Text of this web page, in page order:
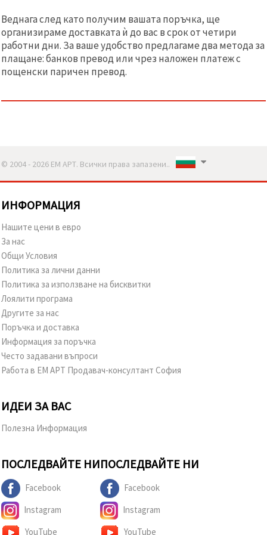
Веднага след като получим вашата поръчка, ще
организираме доставката ѝ до вас в срок от четири
работни дни. За ваше удобство предлагаме два метода за
плащане: банков превод или чрез наложен платеж с
пощенски паричен превод.
© 2004 - 2026 ЕМ АРТ. Всички права запазени..
ИНФОРМАЦИЯ
Нашите цени в евро
За нас
Общи Условия
Политика за лични данни
Политика за използване на бисквитки
Лоялити програма
Другите за нас
Поръчка и доставка
Информация за поръчка
Често задавани въпроси
Работа в ЕМ АРТ Продавач-консултант София
ИДЕИ ЗА ВАС
Полезна Информация
ПОСЛЕДВАЙТЕ НИ
Facebook
Instagram
YouTube
ПОСЛЕДВАЙТЕ НИ
Facebook
Instagram
YouTube